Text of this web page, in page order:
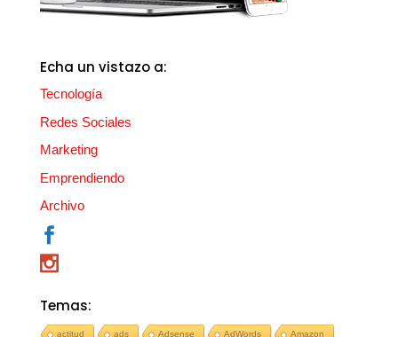
Echa un vistazo a:
Tecnología
Redes Sociales
Marketing
Emprendiendo
Archivo
Temas:
actitud ads Adsense AdWords Amazon